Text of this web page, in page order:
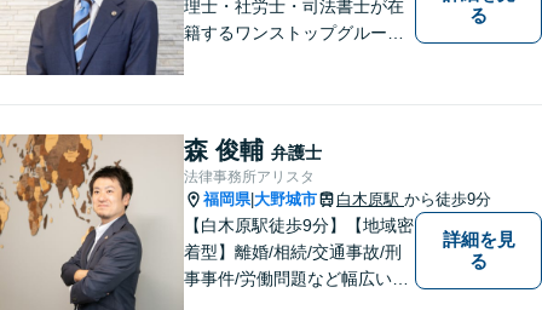
理士・社労士・司法書士が在
籍するワンストップグルー
ループです。相続や企業法務
等複数士業の知識が必要な案
件を一括して対応。九州トッ
プクラスの豊富な実績。
る
森 俊輔 弁護士
法律事務所アリスタ
福岡県|大野城市 白木原駅 から徒歩9分
【白木原駅徒歩9分】【地域密
着型】離婚/相続/交通事故/刑
事事件/労働問題など幅広い事
詳細を見
る